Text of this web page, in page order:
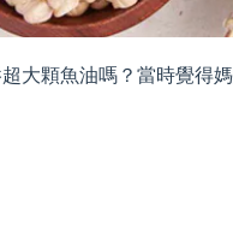
大顆魚油嗎？當時覺得